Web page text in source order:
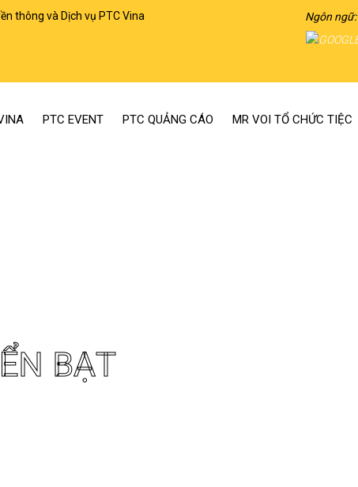
thông và Dịch vụ PTC Vina Ngôn ngữ:
PTC EVENT PTC QUẢNG CÁO MR VOI TỔ CHỨC TIỆC
BẠT